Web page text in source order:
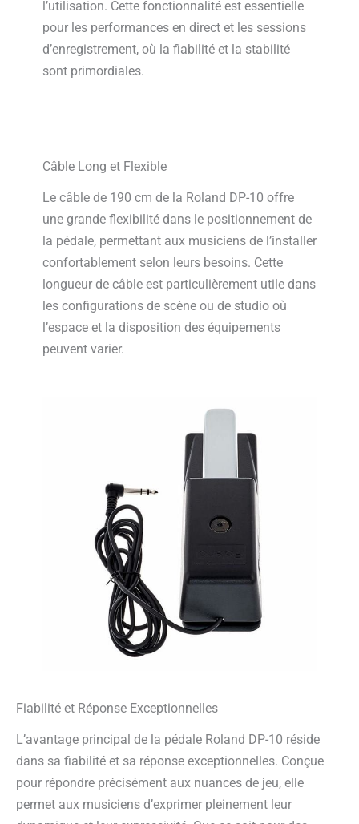
l’utilisation. Cette fonctionnalité est essentielle
pour les performances en direct et les sessions
d’enregistrement, où la fiabilité et la stabilité
sont primordiales.
Câble Long et Flexible
Le câble de 190 cm de la Roland DP-10 offre
une grande flexibilité dans le positionnement de
la pédale, permettant aux musiciens de l’installer
confortablement selon leurs besoins. Cette
longueur de câble est particulièrement utile dans
les configurations de scène ou de studio où
l’espace et la disposition des équipements
peuvent varier.
Fiabilité et Réponse Exceptionnelles
L’avantage principal de la pédale Roland DP-10 réside
dans sa fiabilité et sa réponse exceptionnelles. Conçue
pour répondre précisément aux nuances de jeu, elle
permet aux musiciens d’exprimer pleinement leur